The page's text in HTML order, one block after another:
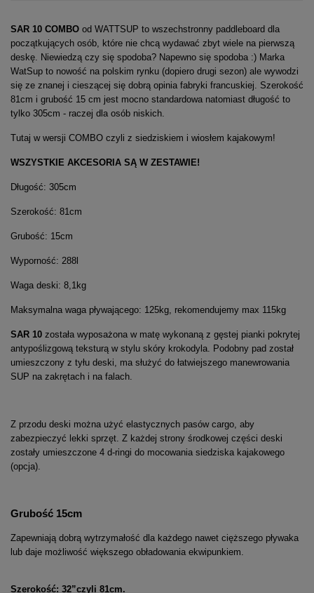
SAR 10 COMBO od WATTSUP to wszechstronny paddleboard dla
początkujących osób, które nie chcą wydawać zbyt wiele na pierwszą
deskę. Niewiedzą czy się spodoba? Napewno się spodoba :) Marka
WatSup to nowość na polskim rynku (dopiero drugi sezon) ale wywodzi
się ze znanej i cieszącej się dobrą opinia fabryki francuskiej. Szerokość
81cm i grubość 15 cm jest mocno standardowa natomiast długość to
tylko 305cm - raczej dla osób niskich.
Tutaj w wersji COMBO czyli z siedziskiem i wiosłem kajakowym!
WSZYSTKIE AKCESORIA SĄ W ZESTAWIE!
Długość: 305cm
Szerokość: 81cm
Grubość: 15cm
Wyporność: 288l
Waga deski: 8,1kg
Maksymalna waga pływającego: 125kg, rekomendujemy max 115kg
SAR 10 została wyposażona w matę wykonaną z gęstej pianki pokrytej
antypoślizgową teksturą w stylu skóry krokodyla. Podobny pad został
umieszczony z tyłu deski, ma służyć do łatwiejszego manewrowania
SUP na zakrętach i na falach.
Z przodu deski można użyć elastycznych pasów cargo, aby
zabezpieczyć lekki sprzęt. Z każdej strony środkowej części deski
zostały umieszczone 4 d-ringi do mocowania siedziska kajakowego
(opcja).
Grubość 15cm
Zapewniają dobrą wytrzymałość dla każdego nawet cięższego pływaka
lub daje możliwość większego obładowania ekwipunkiem.
Szerokość: 32”czyli 81cm.